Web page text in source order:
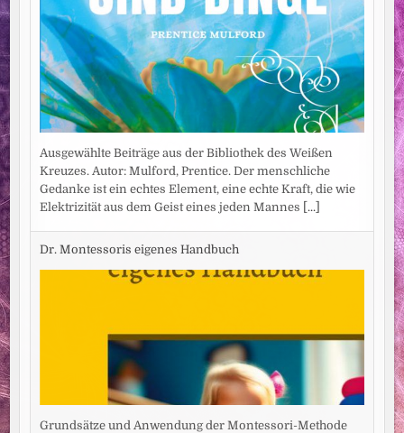
Ausgewählte Beiträge aus der Bibliothek des Weißen
Kreuzes. Autor: Mulford, Prentice. Der menschliche
Gedanke ist ein echtes Element, eine echte Kraft, die wie
Elektrizität aus dem Geist eines jeden Mannes
[...]
Dr. Montessoris eigenes Handbuch
Grundsätze und Anwendung der Montessori-Methode